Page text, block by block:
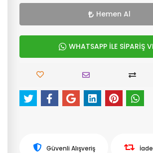
Hemen Al
WHATSAPP İLE SİPARİŞ
Güvenli Alışveriş